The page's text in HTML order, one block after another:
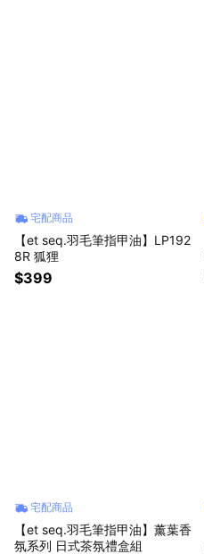
宅配商品
【et seq.羽毛筆指甲油】LP192
8R 狐狸
$399
宅配商品
【et seq.羽毛筆指甲油】薰葉香
氛系列 日式茶氛禮盒組